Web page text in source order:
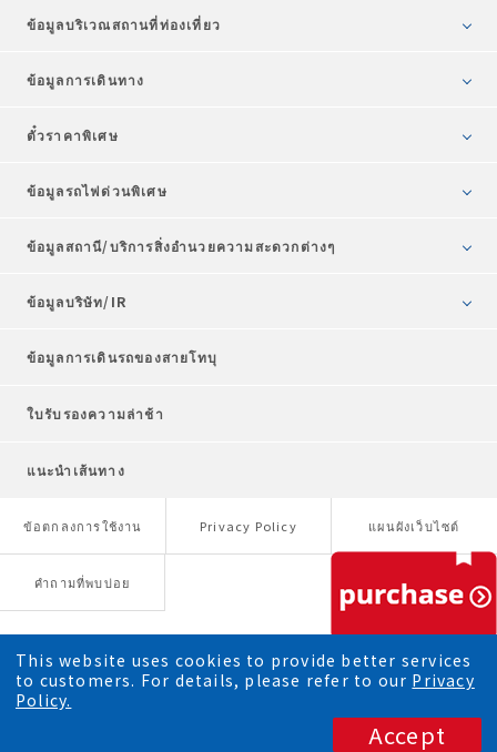
ข้อมูลบริเวณสถานที่ท่องเที่ยว
ข้อมูลการเดินทาง
ตั๋วราคาพิเศษ
ข้อมูลรถไฟด่วนพิเศษ
ข้อมูลสถานี/บริการสิ่งอำนวยความสะดวกต่างๆ
ข้อมูลบริษัท/IR
ข้อมูลการเดินรถของสายโทบุ
ใบรับรองความล่าช้า
แนะนำเส้นทาง
ข้อตกลงการใช้งาน Privacy Policy แผนผังเว็บไซต์
คำถามที่พบบ่อย
Copyright © TOBU RAILWAY CO., LTD. All Rights Reserved.
This website uses cookies to provide better services
to customers. For details, please refer to our Privacy
Policy.
Accept